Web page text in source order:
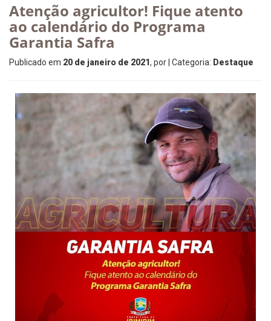
Atenção agricultor! Fique atento
ao calendário do Programa
Garantia Safra
Publicado em 20 de janeiro de 2021, por | Categoria: Destaque